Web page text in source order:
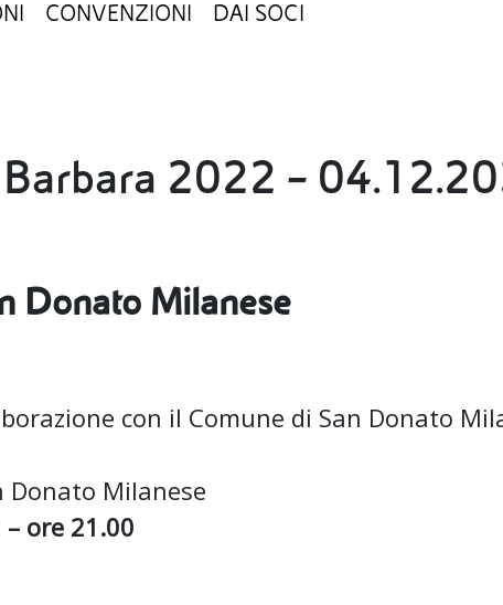
CONVENZIONI DAI SOCI
2022 –
Donato Milanese
con il Comune di San Donato
Donato Milanese
ore 21.00